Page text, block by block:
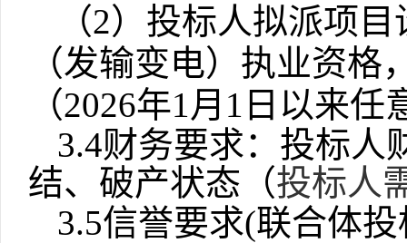
（2）投标人拟派项
（发输变电）执业资
（2026年1月1日以来
3.4财务要求：投标人
结、破产状态（投标人
3.5信誉要求(联合体